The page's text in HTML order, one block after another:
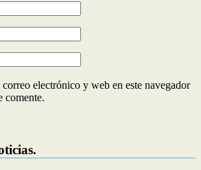
electrónico y web en este navegador
comente.